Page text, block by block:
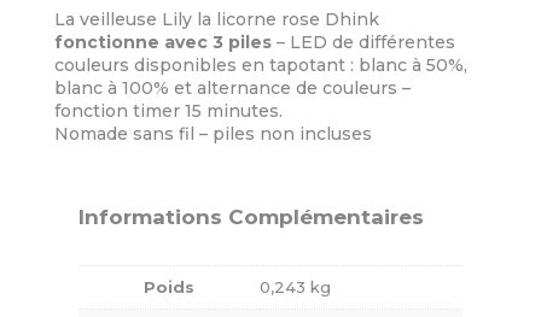
La veilleuse Lily la licorne rose Dhink
fonctionne avec 3 piles– LED de différentes
couleurs disponibles en tapotant : blanc à 50%,
blanc à 100% et alternance de couleurs –
fonction timer 15 minutes.
Nomade sans fil – piles non incluses
Informations Complémentaires
Poids 0,243 kg